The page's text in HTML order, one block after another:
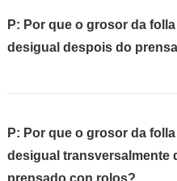
P: Por que o grosor da
desigual despois do
P: Por que o grosor da
desigual transversalmente